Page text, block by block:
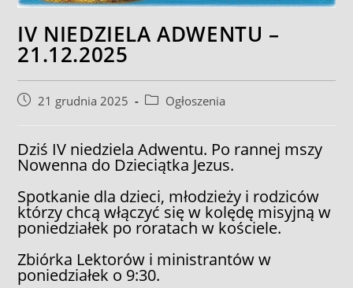
IV NIEDZIELA ADWENTU –
21.12.2025
Post21 grudnia 2025
PostOgłoszenia
Dziś IV niedziela Adwentu. Po rannej mszy
Nowenna do Dzieciątka Jezus.
Spotkanie dla dzieci, młodzieży i rodziców
którzy chcą włączyć się w kolędę misyjną w
poniedziałek po roratach w kościele.
Zbiórka Lektorów i ministrantów w
poniedziałek o 9:30.